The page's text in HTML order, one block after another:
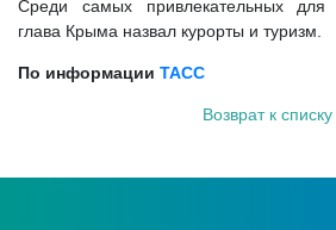
Среди самых привлекательных для
глава Крыма назвал курорты и туризм.
По информации ТАСС
Возврат к списку